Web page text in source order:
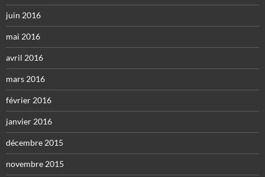
juin 2016
mai 2016
avril 2016
mars 2016
février 2016
janvier 2016
décembre 2015
novembre 2015